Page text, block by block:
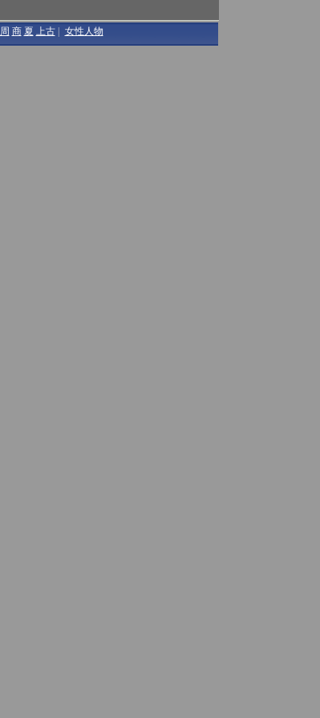
周 商 夏 上古 女性人物